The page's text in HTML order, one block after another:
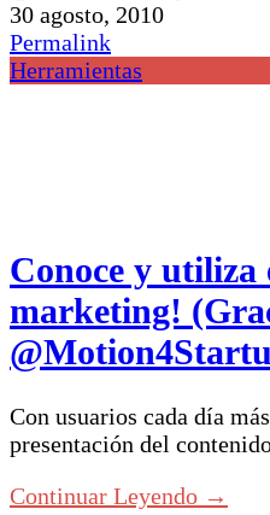
30 agosto, 2010
Permalink
Herramientas
Conoce y utiliza
marketing!
Con usuarios cada día
presentación del
Continuar Leyendo →